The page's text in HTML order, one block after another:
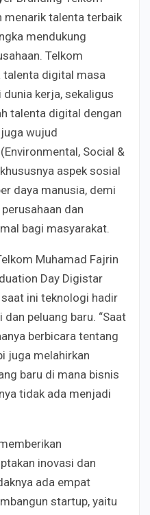
menarik talenta terbaik
mendukung
Telkom
talenta digital masa
kerja, sekaligus
talenta digital dengan
wujud
Social &
aspek sosial
daya manusia, demi
dan
bagi masyarakat.
Muhamad Fajrin
Day Digistar
ini teknologi hadir
peluang baru. “Saat
berbicara tentang
juga melahirkan
baru di mana bisnis
tidak ada menjadi
inovasi dan
ada empat
startup, yaitu